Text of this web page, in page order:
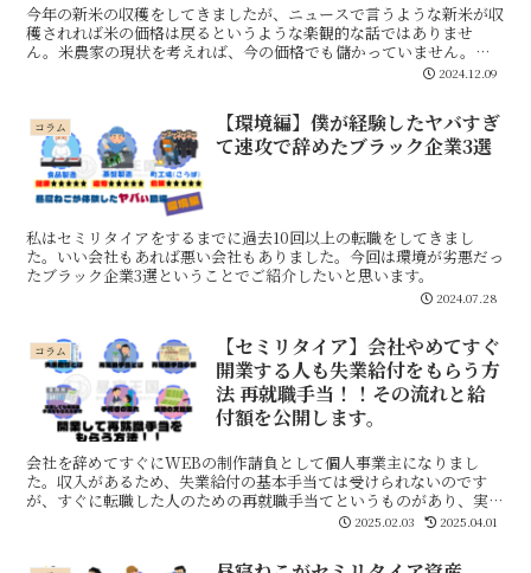
今年の新米の収穫をしてきましたが、ニュースで言うような新米が収
穫されれば米の価格は戻るというような楽観的な話ではありませ
ん。米農家の現状を考えれば、今の価格でも儲かっていません。異
常な暑さで収穫量は落ち、インフレや局地的リスクでコストは上がっ
いのは残念ですが、少しでも食費を抑えるために自給自足をしていこ
うと僕は考えています。
2024.12.09
コラム
【環境編】僕が経験したヤバすぎ
て速攻で辞めたブラック企業3選
私はセミリタイアをするまでに過去10回以上の転職をしてきまし
た。いい会社もあれば悪い会社もありました。今回は環境が劣悪だっ
たブラック企業3選ということでご紹介したいと思います。
2024.07.28
コラム
【セミリタイア】会社やめてすぐ
開業する人も失業給付をもらう方
法 再就職手当！！その流れと給
付額を公開します。
会社を辞めてすぐにWEBの制作請負として個人事業主になりまし
た。収入があるため、失業給付の基本手当ては受けられないのです
が、すぐに転職した人のための再就職手当てというものがあり、実
は“起業”した人でもしっかりと用意することで受け取れます。失業後
2025.02.03 2025.04.01